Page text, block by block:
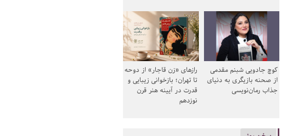
کوچ جادویی شبنم مقدمی
از صحنه بازیگری به دنیای
جذاب رمان‌نویسی
رازهای «زن قاجار» از دوحه
تا تهران؛ بازخوانی زیبایی و
قدرت در آیینه هنر قرن
نوزدهم